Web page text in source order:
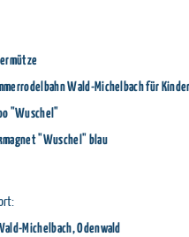
Wald-Michelbach für
"Wuschel"
"Wuschel" blau
Michelbach, Odenwald